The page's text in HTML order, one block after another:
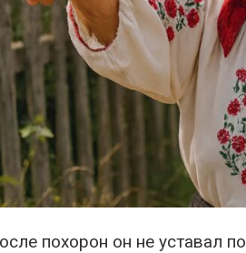
похорон он не уставал